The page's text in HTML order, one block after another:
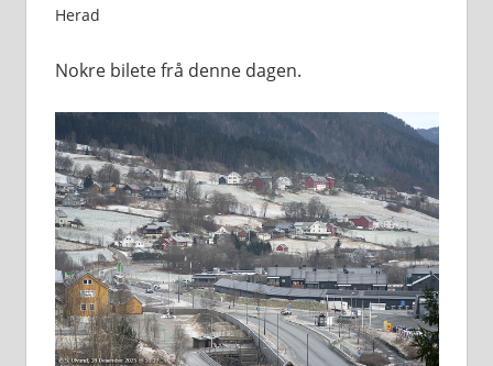
Herad
Nokre bilete frå denne dagen.